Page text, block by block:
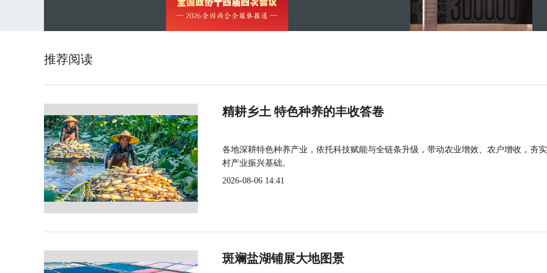
推荐阅读
精耕乡土 特色种养的丰收答卷
各地深耕特色种养产业，依托科技赋能与全链条升级，带动农业增效、农户增收，夯
村产业振兴基础。
2026-08-06 14:41
斑斓盐湖铺展大地图景